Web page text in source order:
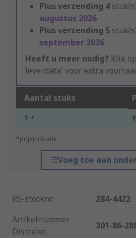
Plus verzending 4
augustus 2026
Plus verzending 5
september 2026
Heeft u meer nodig? Klik
leverdata' voor extra
Aantal stuks
1 +
*prijsindicatie
Voeg toe aan
RS-stocknr.:
284-4422
Artikelnummer
Distrelec:
301-86-